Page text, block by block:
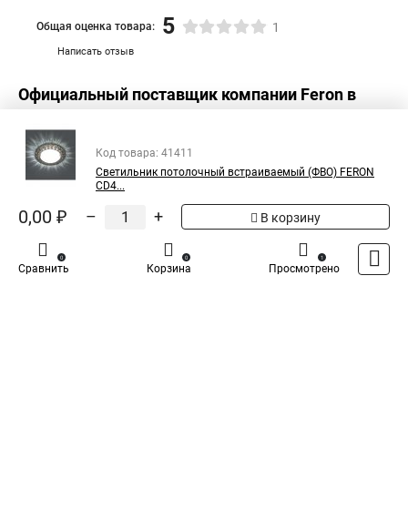
Написать отзыв
Общая оценка товара: 5 1
Официальный поставщик компании Feron в
Код товара: 41411
Светильник потолочный встраиваемый (ФВО) FERON
CD4...
0,00 ₽ – + В корзину
Сравнить
0
Корзина
0
Просмотрено
1